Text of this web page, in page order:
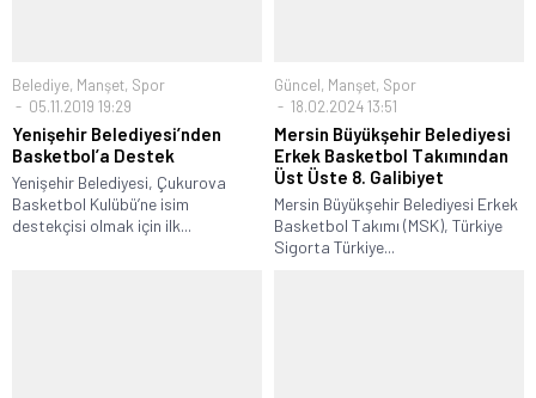
Belediye, Manşet, Spor
05.11.2019 19:29
Yenişehir Belediyesi’nden
Basketbol’a Destek
Yenişehir Belediyesi, Çukurova
Basketbol Kulübü’ne isim
destekçisi olmak için ilk...
Güncel, Manşet, Spor
18.02.2024 13:51
Mersin Büyükşehir Belediyesi
Erkek Basketbol Takımından
Üst Üste 8. Galibiyet
Mersin Büyükşehir Belediyesi Erkek
Basketbol Takımı (MSK), Türkiye
Sigorta Türkiye...